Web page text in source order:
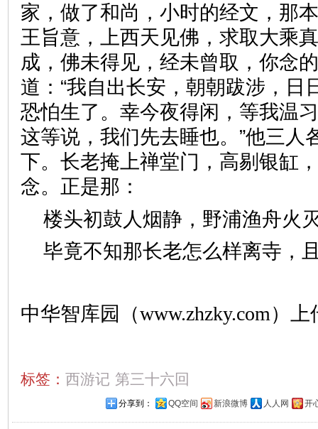
家，做了和尚，小时的经文，那
王旨意，上西天见佛，求取大乘
成，佛未得见，经未曾取，你念
道：“我自出长安，朝朝跋涉，日
恐怕生了。幸今夜得闲，等我温
这等说，我们先去睡也。”他三人
下。长老掩上禅堂门，高剔银缸
念。正是那：
楼头初鼓人烟静，野浦渔
毕竟不知那长老怎么样离寺，
中华智库园（www.zhzky.com）上
标签： 西游记 第三十六回
分享到： QQ空间 新浪微博 人人网 开